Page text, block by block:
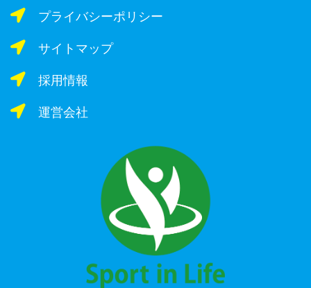
プライバシーポリシー
サイトマップ
採用情報
運営会社